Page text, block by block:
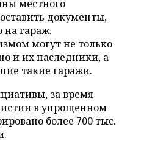
местного
документы,
гараж.
могут не только
и их наследники, а
такие гаражи.
за время
в упрощенном
более 700 тыс.